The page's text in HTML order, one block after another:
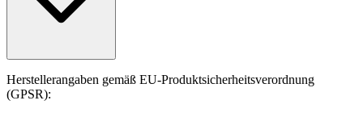
Herstellerangaben gemäß EU-Produktsicherheitsverordnung
(GPSR):